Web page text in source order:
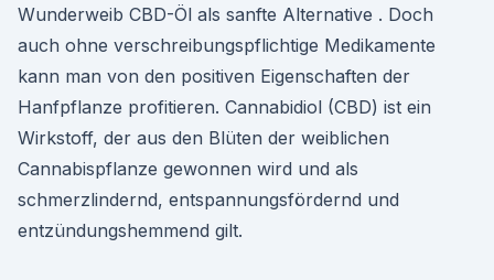
Wunderweib CBD-Öl als sanfte Alternative . Doch
auch ohne verschreibungspflichtige Medikamente
kann man von den positiven Eigenschaften der
Hanfpflanze profitieren. Cannabidiol (CBD) ist ein
Wirkstoff, der aus den Blüten der weiblichen
Cannabispflanze gewonnen wird und als
schmerzlindernd, entspannungsfördernd und
entzündungshemmend gilt.